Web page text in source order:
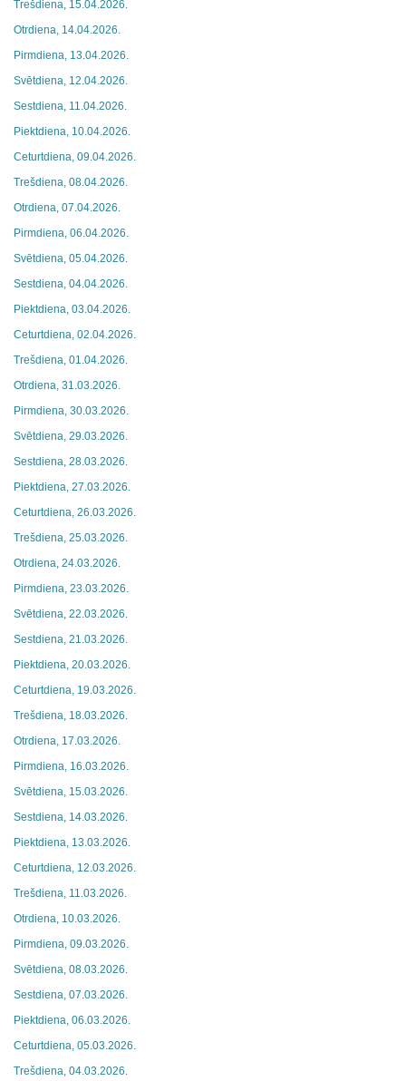
Trešdiena, 15.04.2026.
Otrdiena, 14.04.2026.
Pirmdiena, 13.04.2026.
Svētdiena, 12.04.2026.
Sestdiena, 11.04.2026.
Piektdiena, 10.04.2026.
Ceturtdiena, 09.04.2026.
Trešdiena, 08.04.2026.
Otrdiena, 07.04.2026.
Pirmdiena, 06.04.2026.
Svētdiena, 05.04.2026.
Sestdiena, 04.04.2026.
Piektdiena, 03.04.2026.
Ceturtdiena, 02.04.2026.
Trešdiena, 01.04.2026.
Otrdiena, 31.03.2026.
Pirmdiena, 30.03.2026.
Svētdiena, 29.03.2026.
Sestdiena, 28.03.2026.
Piektdiena, 27.03.2026.
Ceturtdiena, 26.03.2026.
Trešdiena, 25.03.2026.
Otrdiena, 24.03.2026.
Pirmdiena, 23.03.2026.
Svētdiena, 22.03.2026.
Sestdiena, 21.03.2026.
Piektdiena, 20.03.2026.
Ceturtdiena, 19.03.2026.
Trešdiena, 18.03.2026.
Otrdiena, 17.03.2026.
Pirmdiena, 16.03.2026.
Svētdiena, 15.03.2026.
Sestdiena, 14.03.2026.
Piektdiena, 13.03.2026.
Ceturtdiena, 12.03.2026.
Trešdiena, 11.03.2026.
Otrdiena, 10.03.2026.
Pirmdiena, 09.03.2026.
Svētdiena, 08.03.2026.
Sestdiena, 07.03.2026.
Piektdiena, 06.03.2026.
Ceturtdiena, 05.03.2026.
Trešdiena, 04.03.2026.